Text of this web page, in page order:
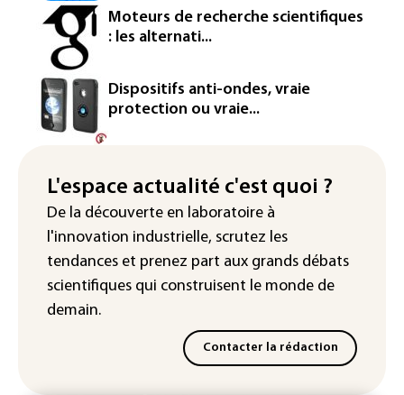
L'Autriche bat son record absolu de
chaleur pour le deuxième jour d'affilée
Inde : Meta sommé de s'excuser après
le retrait d'une vidéo de Modi
La défense, voie de diversification pour
un secteur automobile à la peine
France : prison avec sursis et
"bannissement numérique" pour deux
streamers jugés pour des violences et
humiliations en ligne
Moteurs de recherche scientifiques
: les alternati...
Dispositifs anti-ondes, vraie
protection ou vraie...
L'espace actualité c'est quoi ?
De la découverte en laboratoire à
l'innovation industrielle, scrutez les
tendances et prenez part aux grands débats
scientifiques qui construisent le monde de
demain.
Contacter la rédaction